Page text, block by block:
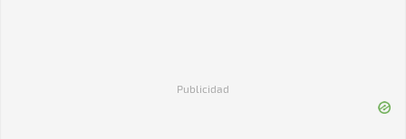
Publicidad